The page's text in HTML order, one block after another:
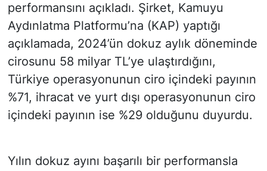
performansını açıkladı. Şirket, Kamuyu
Aydınlatma Platformu’na (KAP) yaptığı
açıklamada, 2024’ün dokuz aylık döneminde
cirosunu 58 milyar TL’ye ulaştırdığını,
Türkiye operasyonunun ciro içindeki payının
%71, ihracat ve yurt dışı operasyonunun ciro
içindeki payının ise %29 olduğunu duyurdu.
Yılın dokuz ayını başarılı bir performansla